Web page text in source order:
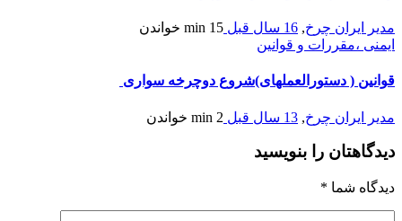
مدیر ایران چرخ, 16 سال قبل 15 min
خواندن
ایمنی ،مقررات و قوانین
قوانین ( دستورالعملهای)شروع دوچرخه سواری
مدیر ایران چرخ, 13 سال قبل 2 min خواندن
دیدگاهتان را بنویسید
دیدگاه شما *